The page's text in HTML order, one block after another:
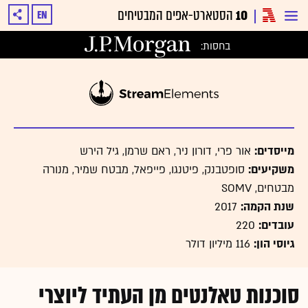
10הסטארט-אפים המבטיחים
בחסות:
EN